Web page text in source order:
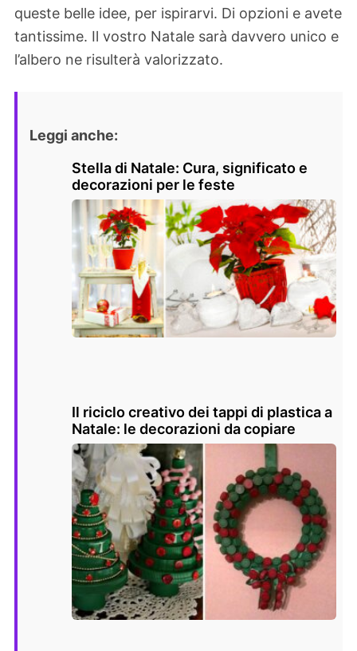
queste belle idee, per ispirarvi. Di opzioni e avete
tantissime. Il vostro Natale sarà davvero unico e
l’albero ne risulterà valorizzato.
Leggi anche:
Stella di Natale: Cura, significato e
decorazioni per le feste
Il riciclo creativo dei tappi di plastica a
Natale: le decorazioni da copiare